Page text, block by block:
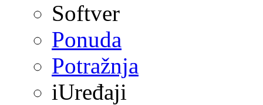
Softver
Ponuda
Potražnja
iUređaji